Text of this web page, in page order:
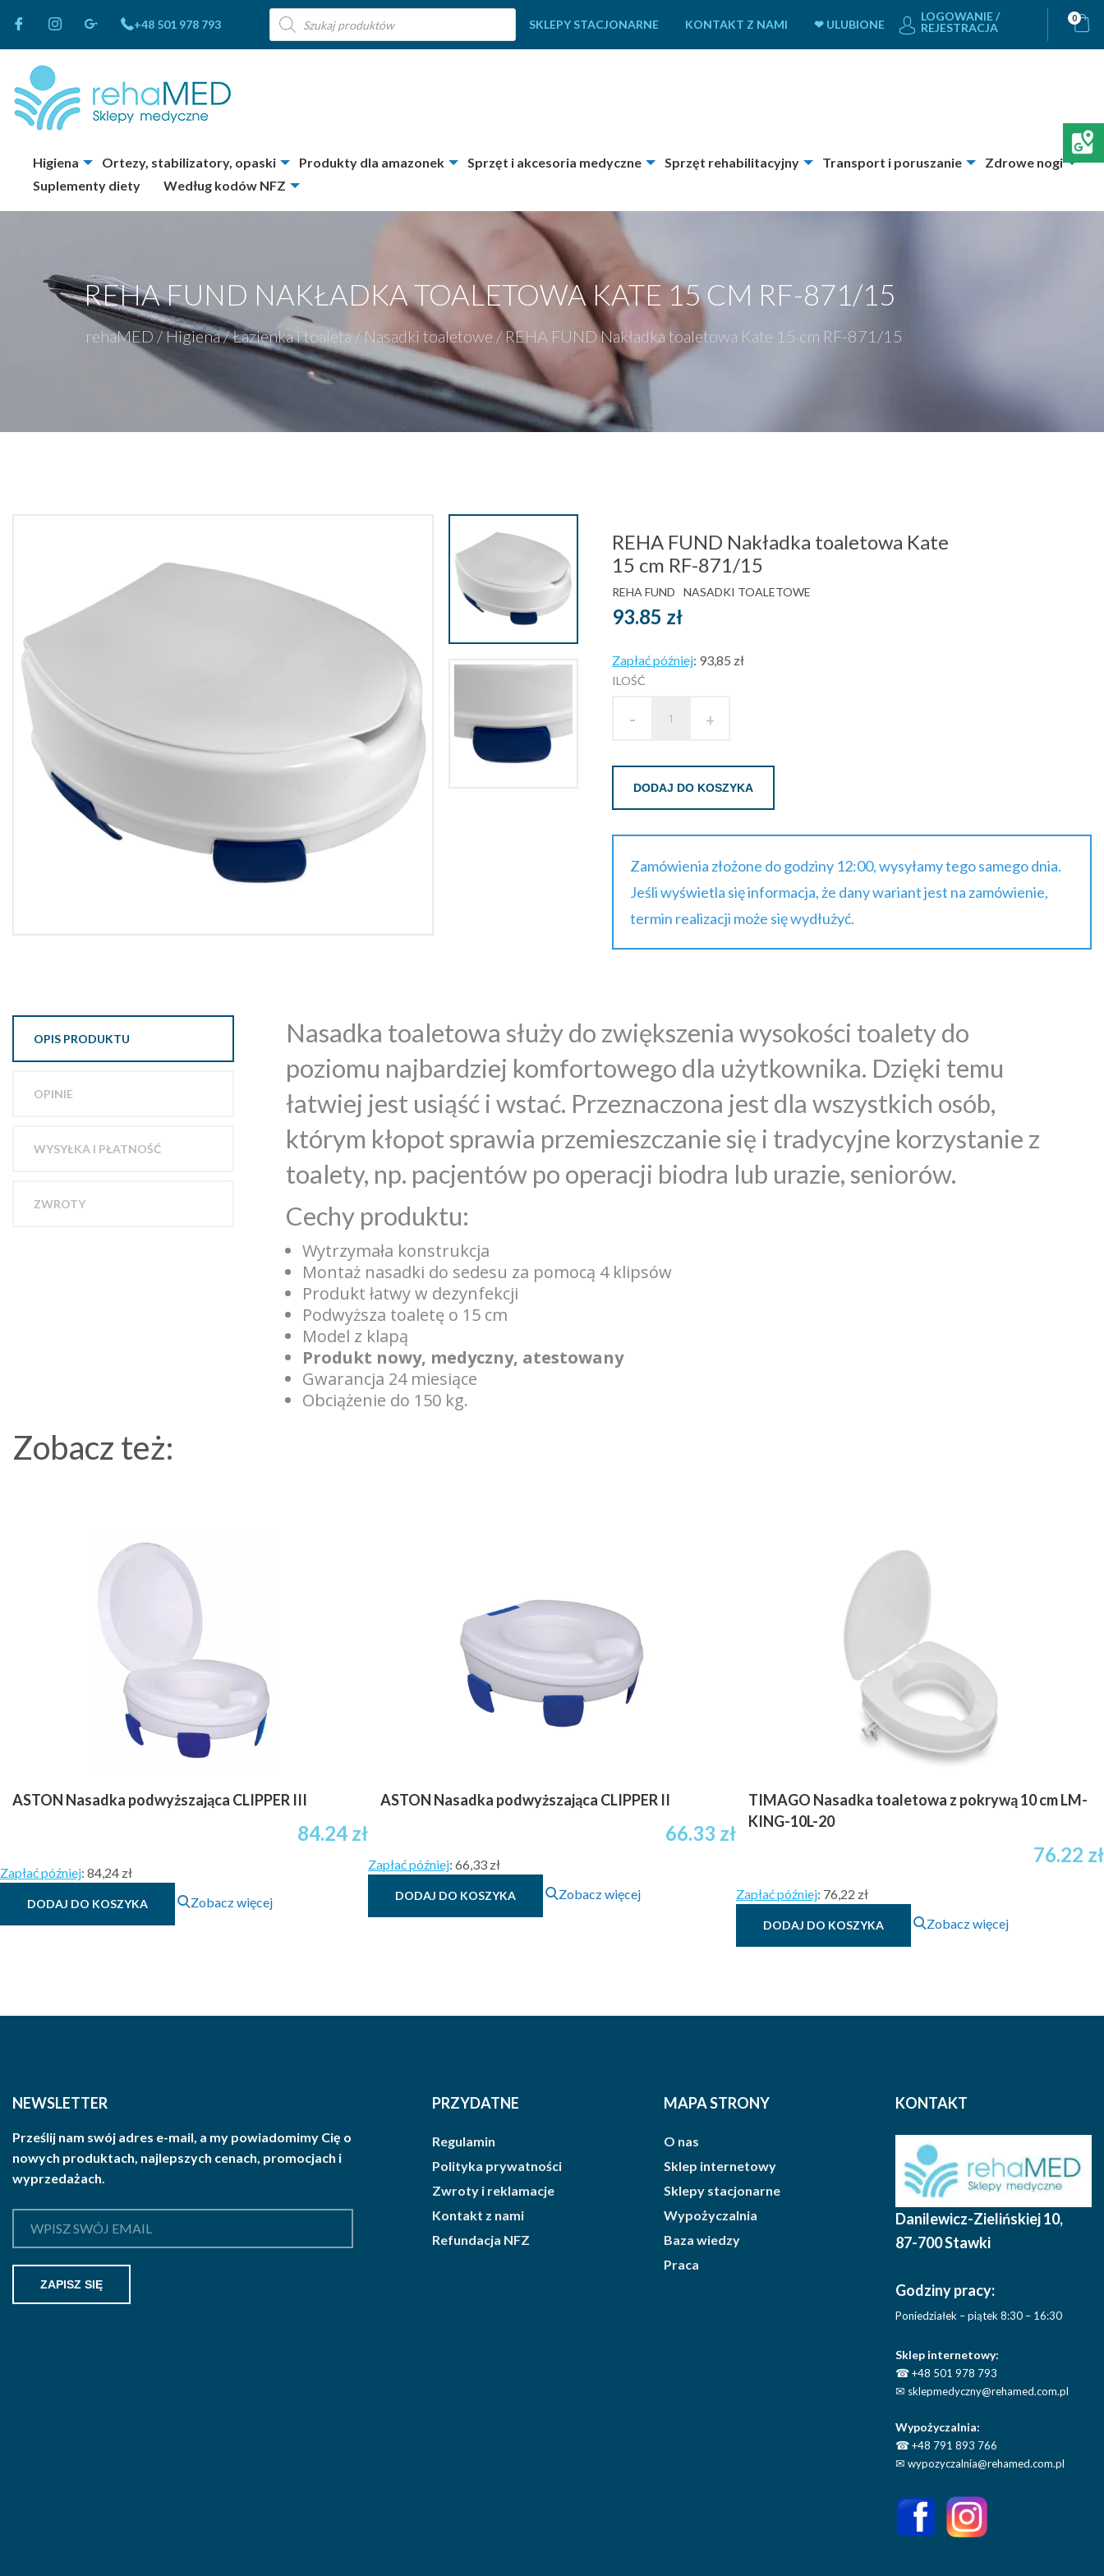
+48 501 978 793
Wyszukiwarka
produktów
SKLEPY STACJONARNE KONTAKT Z NAMI ❤ ULUBIONE
LOGOWANIE /
REJESTRACJA
0
Higiena Ortezy, stabilizatory, opaski Produkty dla amazonek Sprzęt i akcesoria medyczne Sprzęt rehabilitacyjny Transport i poruszanie
Zdrowe nogi
Suplementy diety
Według kodów NFZ
REHA FUND NAKŁADKA TOALETOWA KATE 15 CM RF-871/15
rehaMED /Higiena/Łazienka i toaleta/ Nasadki toaletowe /REHA FUND Nakładka toaletowa Kate 15 cm RF-871/15
REHA FUND Nakładka toaletowa Kate
15 cm RF-871/15
REHA FUND NASADKI TOALETOWE
93.85 zł
Zapłać później: 93,85 zł
ILOŚĆ
- +
DODAJ DO KOSZYKA
Zamówienia złożone do godziny 12:00, wysyłamy tego samego dnia.
Jeśli wyświetla się informacja, że dany wariant jest na zamówienie,
termin realizacji może się wydłużyć.
OPIS PRODUKTU
OPINIE
WYSYŁKA I PŁATNOŚĆ
ZWROTY
Nasadka toaletowa służy do zwiększenia wysokości toalety do
poziomu najbardziej komfortowego dla użytkownika. Dzięki temu
łatwiej jest usiąść i wstać. Przeznaczona jest dla wszystkich osób,
którym kłopot sprawia przemieszczanie się i tradycyjne korzystanie z
toalety, np. pacjentów po operacji biodra lub urazie, seniorów.
Cechy produktu:
Wytrzymała konstrukcja
Montaż nasadki do sedesu za pomocą 4 klipsów
Produkt łatwy w dezynfekcji
Podwyższa toaletę o 15 cm
Model z klapą
Produkt nowy, medyczny, atestowany
Gwarancja 24 miesiące
Obciążenie do 150 kg.
Zobacz też:
ASTON Nasadka podwyższająca CLIPPER III
84.24 zł
Zapłać później: 84,24 zł
DODAJ DO KOSZYKA Zobacz więcej
ASTON Nasadka podwyższająca CLIPPER II
66.33 zł
Zapłać później: 66,33 zł
DODAJ DO KOSZYKA Zobacz więcej
TIMAGO Nasadka toaletowa z pokrywą 10 cm LM-
KING-10L-20
76.22 zł
Zapłać później: 76,22 zł
DODAJ DO KOSZYKA Zobacz więcej
NEWSLETTER
Prześlij nam swój adres e-mail, a my powiadomimy Cię o
nowych produktach, najlepszych cenach, promocjach i
wyprzedażach.
PRZYDATNE
Regulamin
Polityka prywatności
Zwroty i reklamacje
Kontakt z nami
Refundacja NFZ
MAPA STRONY
O nas
Sklep internetowy
Sklepy stacjonarne
Wypożyczalnia
Baza wiedzy
Praca
KONTAKT
Danilewicz-Zielińskiej 10,
87-700 Stawki
Godziny pracy:
Poniedziałek – piątek 8:30 – 16:30
Sklep internetowy:
☎+48 501 978 793
✉ sklepmedyczny@rehamed.com.pl
Wypożyczalnia:
☎+48 791 893 766
✉ wypozyczalnia@rehamed.com.pl